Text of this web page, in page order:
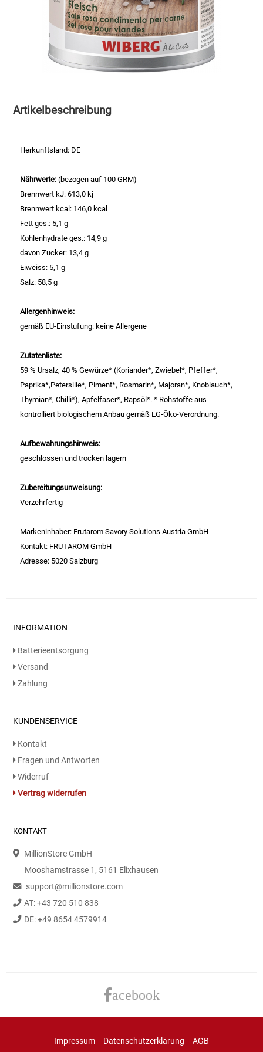
Speichermedien und Rohlinge
Spielzeug & Baby
Bunte Palette
Convenience Obst & Gemüse
Einwegartikel / Trinkhalme
Eistee
Feinkost-/Fischkonserve
Fertiggerichte trocken
Fruchtsaft
Frühstück / Cerealien
Frühstück / süße Aufstriche
Garten
Gemüsekonserven
Geschirrreiniger
Haarkosmetik
Haushaltshelfer
Isotonische / Energy / Eiskaffee
Kaffee / Tee Zubehör
Kakao
Karaffen / Krüge
Kartoffelprod./Beilagen/Fruchtsalat gek.
Kartoffelprodukte
Körperpflege
Artikelbeschreibung
Herkunftsland: DE
Nährwerte:(bezogen auf 100 GRM)
Brennwert kJ: 613,0 kj
Brennwert kcal: 146,0 kcal
Fett ges.: 5,1 g
Kohlenhydrate ges.: 14,9 g
davon Zucker: 13,4 g
Eiweiss: 5,1 g
Salz: 58,5 g
Allergenhinweis:
gemäß EU-Einstufung: keine Allergene
Zutatenliste:
59 % Ursalz, 40 % Gewürze* (Koriander*, Zwiebel*, Pfeffer*,
Paprika*,Petersilie*, Piment*, Rosmarin*, Majoran*, Knoblauch*,
Thymian*, Chilli*), Apfelfaser*, Rapsöl*. * Rohstoffe aus
kontrolliert biologischem Anbau gemäß EG-Öko-Verordnung.
Aufbewahrungshinweis:
geschlossen und trocken lagern
Zubereitungsunweisung:
Verzehrfertig
Markeninhaber: Frutarom Savory Solutions Austria GmbH
Kontakt: FRUTAROM GmbH
Adresse: 5020 Salzburg
INFORMATION
Batterieentsorgung
Versand
Zahlung
KUNDENSERVICE
Kontakt
Fragen und Antworten
Widerruf
Vertrag widerrufen
KONTAKT
MillionStore GmbH
Mooshamstrasse 1, 5161 Elixhausen
support@millionstore.com
AT: +43 720 510 838
DE: +49 8654 4579914
acebook
Impressum Datenschutzerklärung AGB